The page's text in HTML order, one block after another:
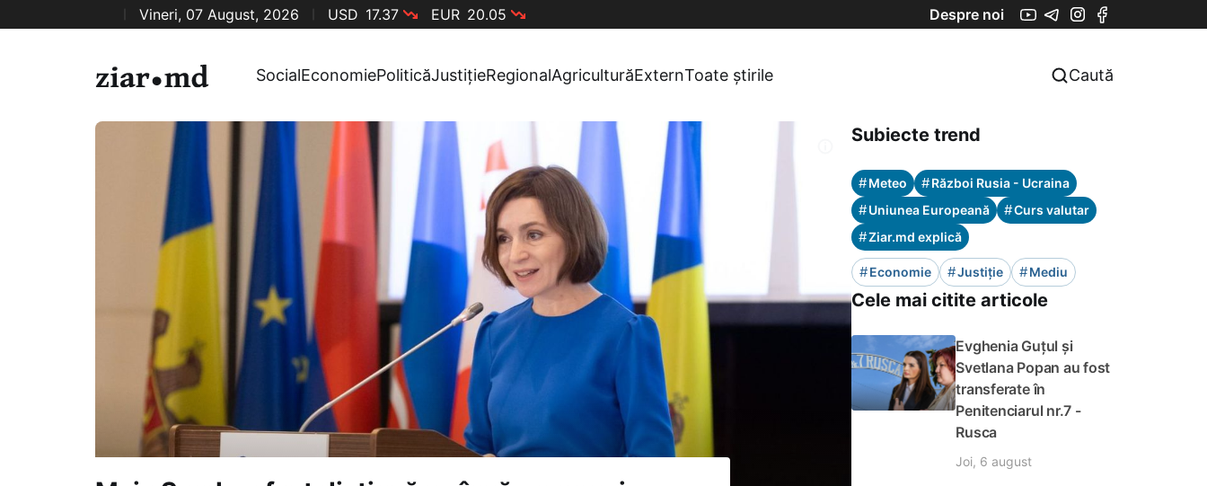
Vineri, 07 August, 2026 USD 17.37 EUR 20.05 Despre noi
SocialEconomiePoliticăJustițieRegionalAgriculturăExternToate știrile Caută
Subiecte trend
#Meteo #Război Rusia - Ucraina
#Uniunea Europeană #Curs valutar
#Ziar.md explică
#Economie #Justiție #Mediu
Cele mai citite articole
Evghenia Guțul și
Svetlana Popan au fost
transferate în
Penitenciarul nr.7 -
Rusca
Joi, 6 august